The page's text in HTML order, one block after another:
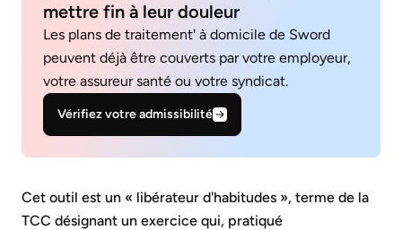
mettre fin à leur douleur
Les plans de traitement' à domicile de Sword
peuvent déjà être couverts par votre employeur,
votre assureur santé ou votre syndicat.
Vérifiez votre admissibilité
Cet outil est un « libérateur d'habitudes », terme de la
TCC désignant un exercice qui, pratiqué